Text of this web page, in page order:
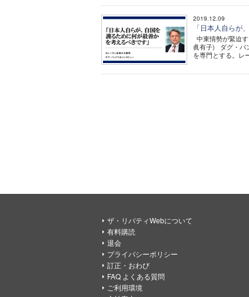
2019.12.09
「日本人自らが
中東情勢が緊迫
眞有子) ダグ・バ
を専門とする。レ
ザ・リバティWebについて
有料購読
退会
プライバシーポリシー
訂正・おわび
FAQ よくある質問
ご利用環境